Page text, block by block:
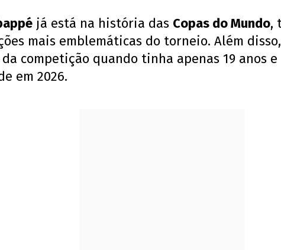
já está na história das Copas do Mundo,
mais emblemáticas do torneio. Além
da competição quando tinha apenas 19 anos
em 2026.